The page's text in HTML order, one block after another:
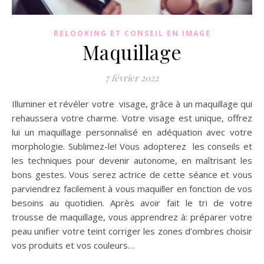
RELOOKING ET CONSEIL EN IMAGE
Maquillage
7 février 2022
Illuminer et révéler votre visage, grâce à un maquillage qui
rehaussera votre charme. Votre visage est unique, offrez
lui un maquillage personnalisé en adéquation avec votre
morphologie. Sublimez-le! Vous adopterez les conseils et
les techniques pour devenir autonome, en maîtrisant les
bons gestes. Vous serez actrice de cette séance et vous
parviendrez facilement à vous maquiller en fonction de vos
besoins au quotidien. Après avoir fait le tri de votre
trousse de maquillage, vous apprendrez à: préparer votre
peau unifier votre teint corriger les zones d’ombres choisir
vos produits et vos couleurs…